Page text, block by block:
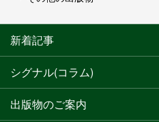
新着記事
シグナル(コラム)
出版物のご案内